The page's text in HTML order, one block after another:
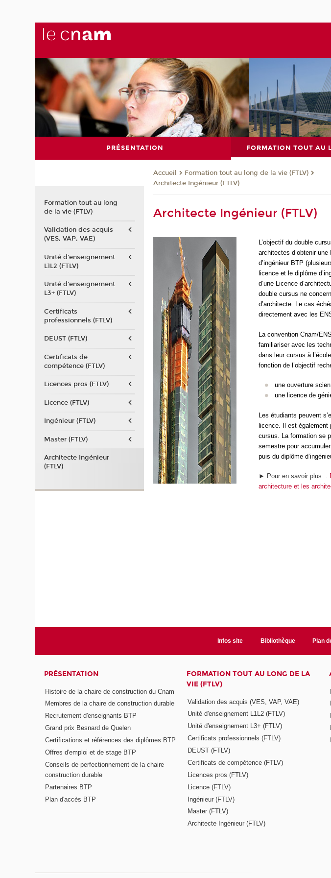
PRÉSENTATION FORMATION TOUT AU
Accueil
Formation tout au long de la vie (FTLV)
Architecte Ingénieur (FTLV)
Architecte Ingénieur (FTLV)
L’objectif du double
architectes d’obtenir
d’ingénieur BTP
licence et le diplôme
d’une Licence
double cursus ne
d’architecte. Le cas
directement avec les
La convention Cnam/
familiariser avec les
dans leur cursus à
fonction de l’objectif
une ouverture
une licence de
Les étudiants peuvent
licence. Il est également
cursus. La formation se
semestre pour
puis du diplôme
► Pour en savoir plus :
architecture et les
Formation tout au long
de la vie (FTLV)
Validation des acquis
(VES, VAP, VAE)
Unité d'enseignement
L1L2 (FTLV)
Unité d'enseignement
L3+ (FTLV)
Certificats
professionnels (FTLV)
DEUST (FTLV)
Certificats de
compétence (FTLV)
Licences pros (FTLV)
Licence (FTLV)
Ingénieur (FTLV)
Master (FTLV)
Architecte Ingénieur
(FTLV)
Infos site Bibliothèque Plan
PRÉSENTATION
Histoire de la chaire de construction du Cnam
Membres de la chaire de construction durable
Recrutement d'enseignants BTP
Grand prix Besnard de Quelen
Certifications et références des diplômes BTP
Offres d'emploi et de stage BTP
Conseils de perfectionnement de la chaire
construction durable
Partenaires BTP
Plan d'accès BTP
FORMATION TOUT AU LONG DE LA
VIE (FTLV)
Validation des acquis (VES, VAP, VAE)
Unité d'enseignement L1L2 (FTLV)
Unité d'enseignement L3+ (FTLV)
Certificats professionnels (FTLV)
DEUST (FTLV)
Certificats de compétence (FTLV)
Licences pros (FTLV)
Licence (FTLV)
Ingénieur (FTLV)
Master (FTLV)
Architecte Ingénieur (FTLV)